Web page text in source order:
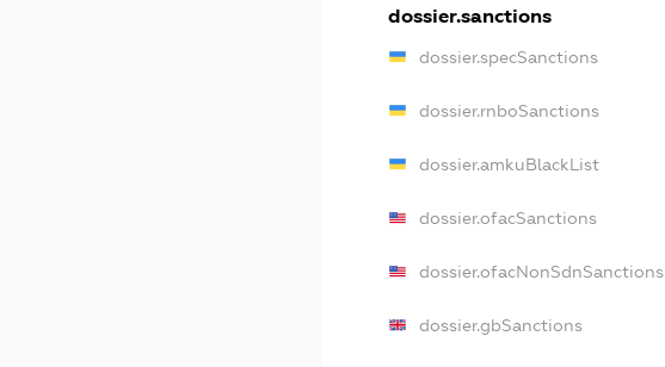
dossier.sanctions
dossier.specSanctions
dossier.rnboSanctions
dossier.amkuBlackList
dossier.ofacSanctions
dossier.ofacNonSdnSanctions
dossier.gbSanctions